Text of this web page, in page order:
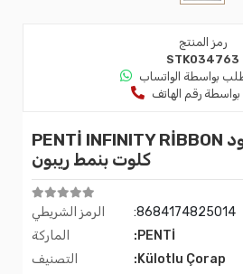
رمز المنتج
STK034763
بواسطة الواتساب
بواسطة رقم الهاتف
PENTİ INFINITY RİBBON أسود S/M جورب
كلوت بنمط ريبون
الرمز الشريطي
:8684174825014
الماركة
:PENTİ
التصنيف
:Külotlu Çorap